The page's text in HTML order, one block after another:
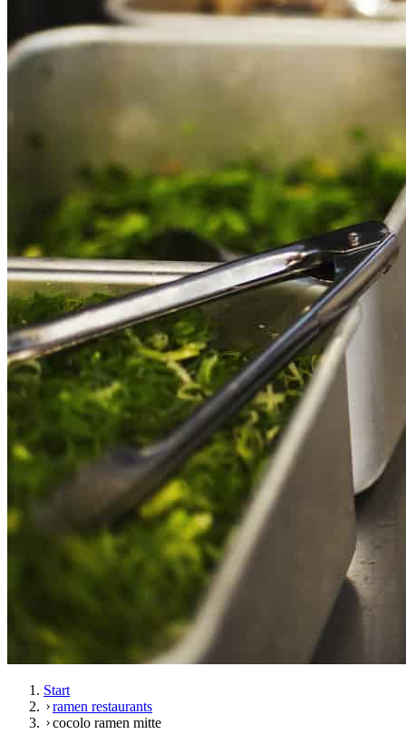
Start
ramen restaurants
cocolo ramen mitte